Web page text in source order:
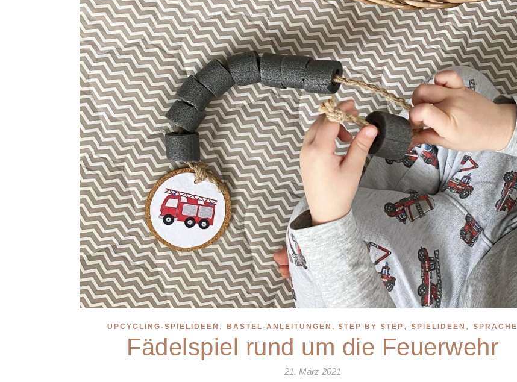
UPCYCLING-SPIELIDEEN , BASTEL-ANLEITUNGEN, STEP BY STEP , SPIELIDEEN , SPRACHE
Fädelspiel rund um die Feuerwehr
21. März 2021